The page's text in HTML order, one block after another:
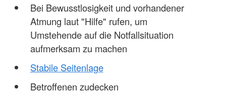
Bei Bewusstlosigkeit und vorhandener
Atmung laut "Hilfe" rufen, um
Umstehende auf die Notfallsituation
aufmerksam zu machen
Stabile Seitenlage
Betroffenen zudecken